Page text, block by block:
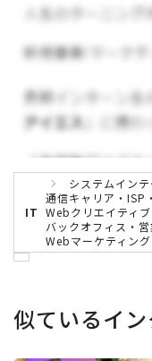
・流行に敏感で
方
・SEO知識のあ
・クライアント
ご提案ができる方
・新しいことを
IT
システムイン
通信キャリア・ISP
Webクリエイティブ
バックオフィス・
Webマーケティング
似ているイ